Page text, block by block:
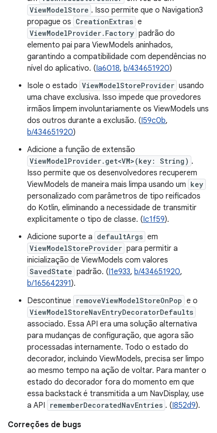
ViewModelStore . Isso permite que o Navigation3
propague os CreationExtras e
ViewModelProvider.Factory padrão do
elemento pai para ViewModels aninhados,
garantindo a compatibilidade com dependências no
nível do aplicativo. (Ia6018, b/434651920)
Isole o estado ViewModelStoreProvider usando
uma chave exclusiva. Isso impede que provedores
irmãos limpem involuntariamente os ViewModels uns
dos outros durante a exclusão. (I59c0b,
b/434651920)
Adicione a função de extensão
ViewModelProvider.get<VM>(key: String) .
Isso permite que os desenvolvedores recuperem
ViewModels de maneira mais limpa usando um key
personalizado com parâmetros de tipo reificados
do Kotlin, eliminando a necessidade de transmitir
explicitamente o tipo de classe. (Ic1f59).
Adicione suporte a defaultArgs em
ViewModelStoreProvider para permitir a
inicialização de ViewModels com valores
SavedState padrão. (I1e933, b/434651920,
b/165642391).
Descontinue
removeViewModelStoreOnPop e o
ViewModelStoreNavEntryDecoratorDefaults
associado. Essa API era uma solução alternativa
para mudanças de configuração, que agora são
processadas internamente. Todo o estado do
decorador, incluindo ViewModels, precisa ser limpo
ao mesmo tempo na ação de voltar. Para manter o
estado do decorador fora do momento em que
essa backstack é transmitida a um NavDisplay, use
a API
rememberDecoratedNavEntries . (I852d9).
Correções de bugs